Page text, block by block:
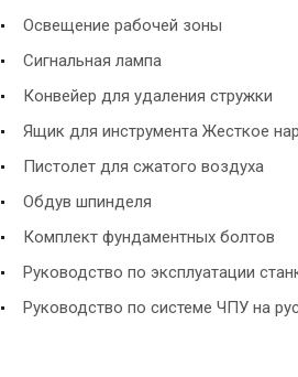
Освещение рабочей зоны
Сигнальная лампа
Конвейер для удаления стружки
Ящик для инструмента Жесткое
Пистолет для сжатого воздуха
Обдув шпинделя
Комплект фундаментных болтов
Руководство по эксплуатации
Руководство по системе ЧПУ на